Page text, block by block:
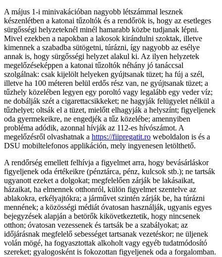
A május 1-i minivakációban nagyobb létszámmal lesznek
készenlétben a katonai tűzoltók és a rendőrök is, hogy az esetleges
sürgősségi helyzeteknél minél hamarabb közbe tudjanak lépni.
Mivel ezekben a napokban a lakosok kirándulni szoktak, illetve
kimennek a szabadba sütögetni, túrázni, így nagyobb az esélye
annak is, hogy sürgősségi helyzet alakul ki. Az ilyen helyzetek
megelőzéseképpen a katonai tűzoltók néhány jó tanáccsal
szolgálnak: csak kijelölt helyeken gyújtsanak tüzet; ha fúj a szél,
illetve ha 100 méteren belül erdős rész van, ne gyújtsanak tüzet; a
tűzhely közelében legyen egy poroltó vagy legalább egy veder víz;
ne dobálják szét a cigarettacsikkeket; ne hagyják felügyelet nélkül a
tűzhelyet; oltsák el a tüzet, mielőtt elhagyják a helyszínt; figyeljenek
oda gyermekeikre, ne engedjék a tűz közelébe; amennyiben
probléma adódik, azonnal hívják az 112-es hívószámot. A
megelőzésről olvashatnak a https://fiipregatit.ro weboldalon is és a
DSU mobiltelefonos applikáción, mely ingyenesen letölthető.
A rendőrség emellett felhívja a figyelmet arra, hogy bevásárláskor
figyeljenek oda értékeikre (pénztárca, pénz, kulcsok stb.); ne tartsák
ugyanott ezeket a dolgokat; megfelelően zárják be lakásaikat,
házaikat, ha elmennek otthonról, külön figyelmet szentelve az
ablakokra, erkélyajtókra; a járművet szintén zárják be, ha túrázni
mennének; a közösségi médiát óvatosan használják, ugyanis egyes
bejegyzések alapján a betörők kikövetkeztetik, hogy nincsenek
otthon; óvatosan vezessenek és tartsák be a szabályokat; az
időjárásnak megfelelő sebességet tartsanak vezetéskor; ne üljenek
volán mögé, ha fogyasztottak alkoholt vagy egyéb tudatmódosító
szereket; gyalogosként is fokozottan figyeljenek oda a forgalomban.